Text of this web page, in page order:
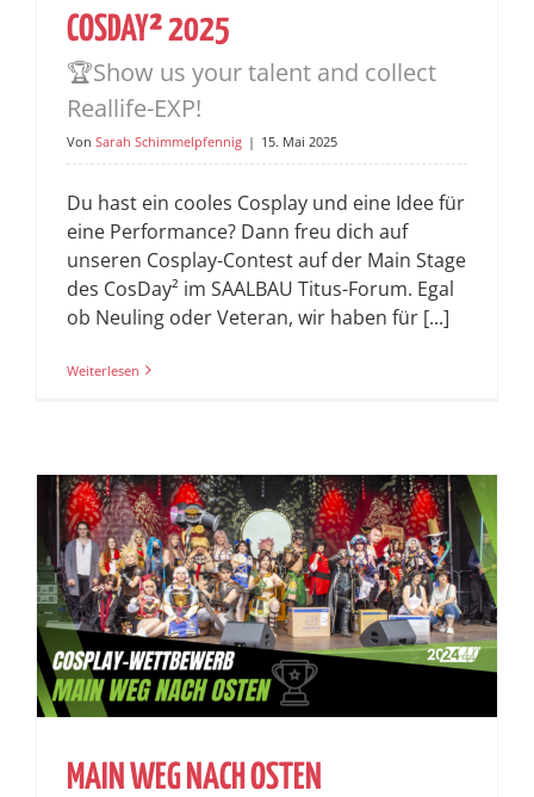
COSDAY² 2025
🏆Show us your talent and collect
Reallife-EXP!
Von Sarah Schimmelpfennig | 15. Mai 2025
Du hast ein cooles Cosplay und eine Idee für
eine Performance? Dann freu dich auf
unseren Cosplay-Contest auf der Main Stage
des CosDay² im SAALBAU Titus-Forum. Egal
ob Neuling oder Veteran, wir haben für [...]
Weiterlesen
MAIN WEG NACH OSTEN